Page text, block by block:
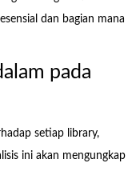
dan bagian mana
pada
setiap library,
ini akan mengungkap